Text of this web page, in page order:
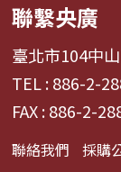
聯繫央廣
臺北市104中
TEL : 886-2-
FAX : 886-2-
聯絡我們 採購